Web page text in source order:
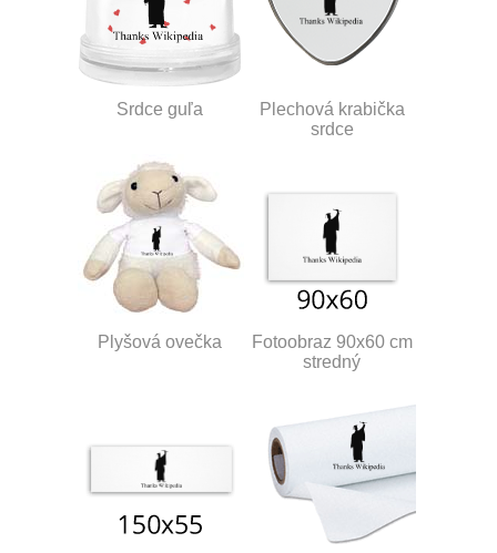
Srdce guľa
Plechová krabička
srdce
Plyšová ovečka
Fotoobraz 90x60 cm
stredný